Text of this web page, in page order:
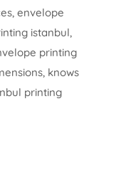
envelope
istanbul,
printing
knows
printing